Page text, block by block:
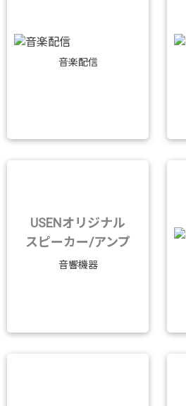
音楽配信
USENオリジナル
スピーカー/アンプ
音響機器